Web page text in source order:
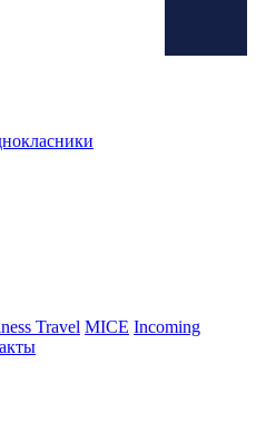
Travel MICE Incoming